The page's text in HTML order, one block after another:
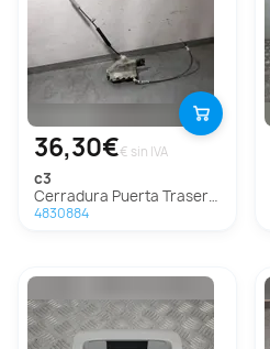
36,30€€ sin IVA
c3
Cerradura Puerta Trasera Derecha Para Citroen C3
4830884